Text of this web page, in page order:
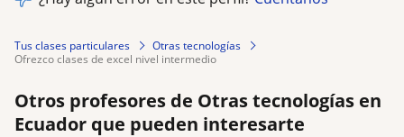
Tus clases particulares
Otras tecnologías
ofrezco clases de excel nivel intermedio
Otros profesores de Otras tecnologías en
Ecuador que pueden interesarte